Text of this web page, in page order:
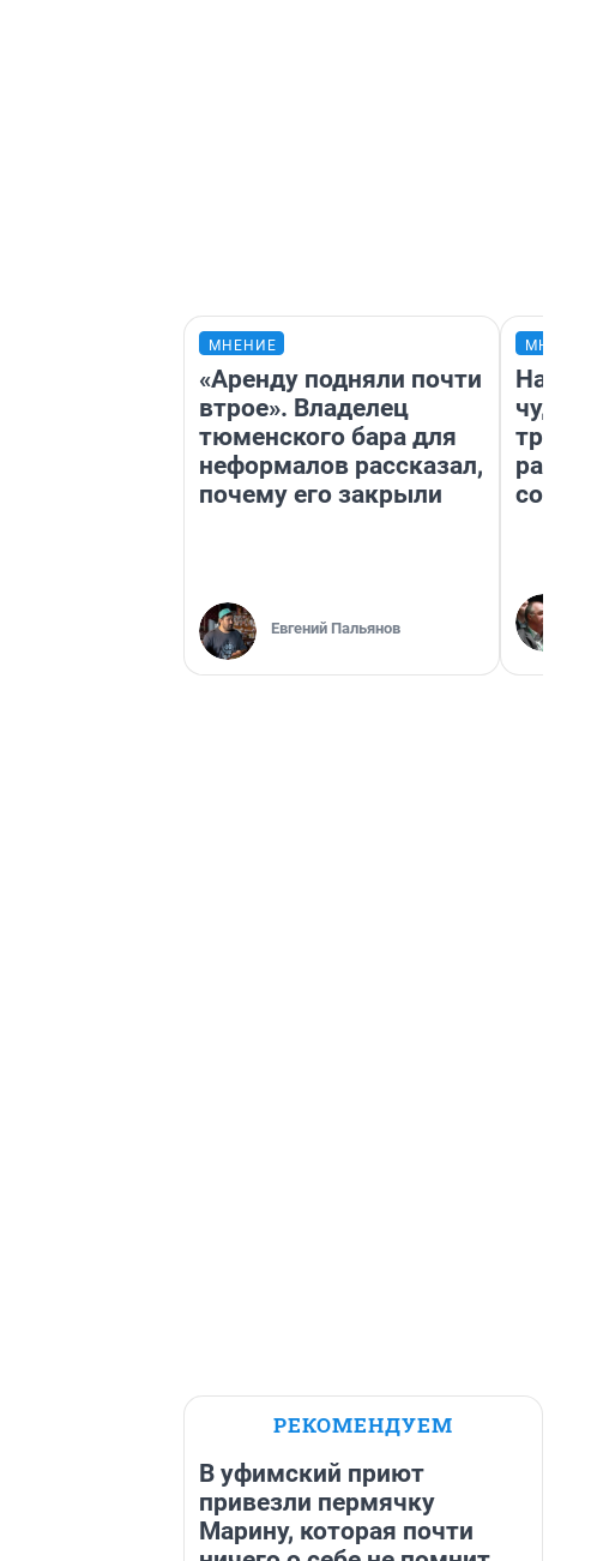
МНЕНИЕ
«Аренду подняли почти
втрое». Владелец
тюменского бара для
неформалов рассказал,
почему его закрыли
Евгений Пальянов
РЕКОМЕНДУЕМ
В уфимский приют
привезли пермячку
Марину, которая почти